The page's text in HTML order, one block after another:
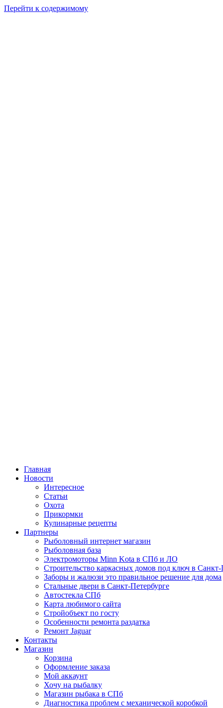
Перейти к содержимому
Главная
Новости
Интересное
Статьи
Охота
Прикормки
Кулинарные рецепты
Партнеры
Рыболовный интернет магазин
Рыболовная база
Электромоторы Minn Kota в СПб и ЛО
Строительство каркасных домов под ключ в Санкт-
Заборы и жалюзи это правильное решение для дома
Стальные двери в Санкт-Петербурге
Автостекла СПб
Карта любимого сайта
Стройобъект по госту
Особенности ремонта раздатка
Ремонт Jaguar
Контакты
Магазин
Корзина
Оформление заказа
Мой аккаунт
Хочу на рыбалку
Магазин рыбака в СПб
Диагностика проблем с механической коробкой